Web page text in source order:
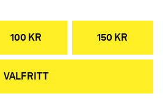
100 KR 150 KR
VALFRITT